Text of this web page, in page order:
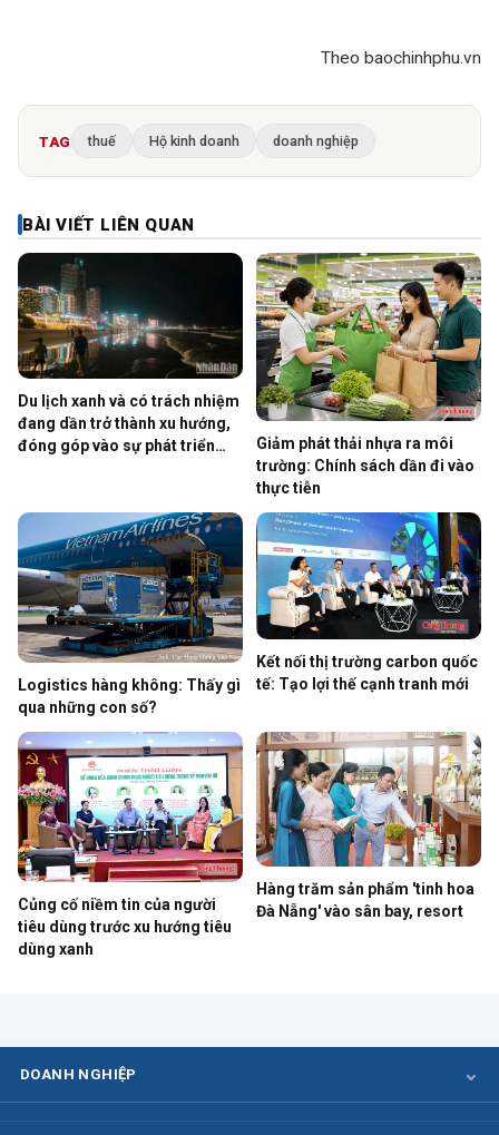
Theo baochinhphu.vn
TAG thuế Hộ kinh doanh doanh nghiệp
BÀI VIẾT LIÊN QUAN
Du lịch xanh và có trách nhiệm
đang dần trở thành xu hướng,
đóng góp vào sự phát triển
Giảm phát thải nhựa ra môi
trường: Chính sách dần đi vào
thực tiễn
Logistics hàng không: Thấy gì
qua những con số?
Kết nối thị trường carbon quốc
tế: Tạo lợi thế cạnh tranh mới
Củng cố niềm tin của người
tiêu dùng trước xu hướng tiêu
dùng xanh
Hàng trăm sản phẩm 'tinh hoa
Đà Nẵng' vào sân bay, resort
DOANH NGHIỆP